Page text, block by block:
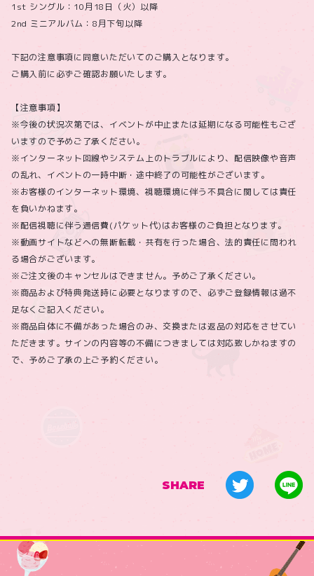
1st シングル：10月18日（火）以降
2nd ミニアルバム：8月下旬以降
下記の注意事項に同意いただいてのご購入となります。
ご購入前に必ずご確認お願いたします。
【注意事項】
※今後の状況次第では、イベントが中止または延期になる可能性もござ
いますので予めご了承ください。
※インターネット回線やシステム上のトラブルにより、配信映像や音声
の乱れ、イベントの一時中断・途中終了の可能性がございます。
※お客様のインターネット環境、視聴環境に伴う不具合に関しては責任
を負いかねます。
※配信視聴に伴う通信費(パケット代)はお客様のご負担となります。
※動画サイトなどへの無断転載・共有を行った場合、法的責任に問われ
る場合がございます。
※ご注文後のキャンセルはできません。予めご了承ください。
※商品および特典発送時に必要となりますので、必ずご登録情報は過不
足なくご記入ください。
※商品自体に不備があった場合のみ、交換または返品の対応をさせてい
ただきます。サインの内容等の不備につきましては対応致しかねますの
で、予めご了承の上ご予約ください。
SHARE